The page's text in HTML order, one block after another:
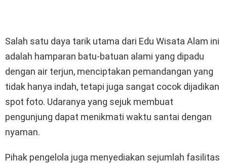
Salah satu daya tarik utama dari Edu Wisata Alam ini
adalah hamparan batu-batuan alami yang dipadu
dengan air terjun, menciptakan pemandangan yang
tidak hanya indah, tetapi juga sangat cocok dijadikan
spot foto. Udaranya yang sejuk membuat
pengunjung dapat menikmati waktu santai dengan
nyaman.
Pihak pengelola juga menyediakan sejumlah fasilitas